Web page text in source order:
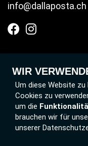
info@dallaposta.ch
WIR
Um diese Website
Cookies zu
um die
brauchen wir für
unserer